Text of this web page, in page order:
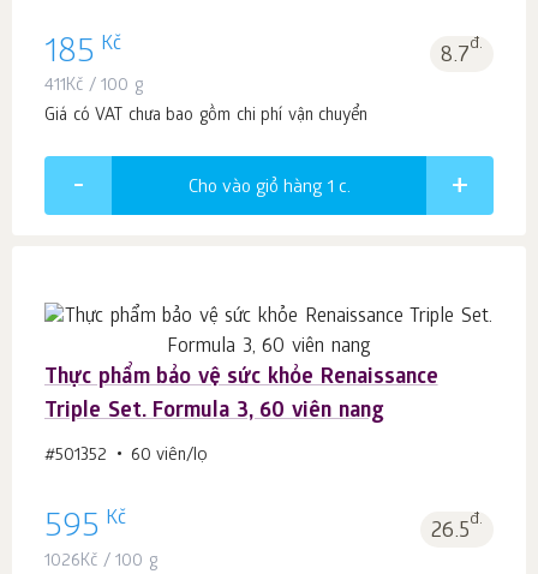
185 Kč 8.7đ.
411Kč / 100 g
Giá có VAT chưa bao gồm chi phí vận chuyển
Cho vào giỏ hàng 1 c.
Thực phẩm bảo vệ sức khỏe Renaissance
Triple Set. Formula 3, 60 viên nang
#501352 60 viên/lọ
595 Kč 26.5đ.
1026Kč / 100 g